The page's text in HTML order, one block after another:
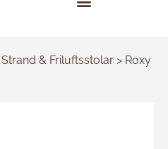
Strand & Friluftsstolar > Roxy